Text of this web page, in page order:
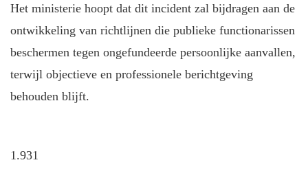
Het ministerie hoopt dat dit incident zal bijdragen aan de
ontwikkeling van richtlijnen die publieke functionarissen
beschermen tegen ongefundeerde persoonlijke aanvallen,
terwijl objectieve en professionele berichtgeving
behouden blijft.
1.931